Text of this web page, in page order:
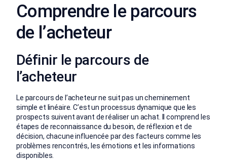
Comprendre le parcours
de l’acheteur
Définir le parcours de
l’acheteur
Le parcours de l’acheteur ne suit pas un cheminement
simple et linéaire. C’est un processus dynamique que les
prospects suivent avant de réaliser un achat. Il comprend les
étapes de reconnaissance du besoin, de réflexion et de
décision, chacune influencée par des facteurs comme les
problèmes rencontrés, les émotions et les informations
disponibles.